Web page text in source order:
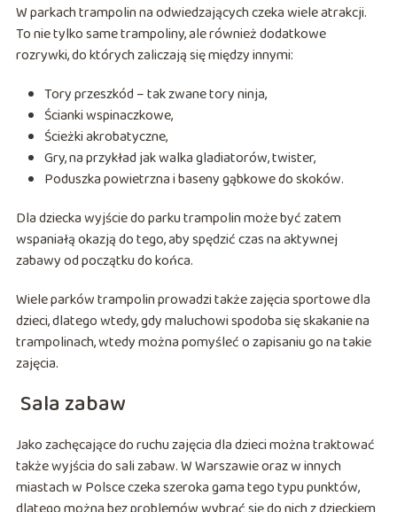
W parkach trampolin na odwiedzających czeka wiele atrakcji.
To nie tylko same trampoliny, ale również dodatkowe
rozrywki, do których zaliczają się między innymi:
Tory przeszkód – tak zwane tory ninja,
Ścianki wspinaczkowe,
Ścieżki akrobatyczne,
Gry, na przykład jak walka gladiatorów, twister,
Poduszka powietrzna i baseny gąbkowe do skoków.
Dla dziecka wyjście do parku trampolin może być zatem
wspaniałą okazją do tego, aby spędzić czas na aktywnej
zabawy od początku do końca.
Wiele parków trampolin prowadzi także zajęcia sportowe dla
dzieci, dlatego wtedy, gdy maluchowi spodoba się skakanie na
trampolinach, wtedy można pomyśleć o zapisaniu go na takie
zajęcia.
Sala zabaw
Jako zachęcające do ruchu zajęcia dla dzieci można traktować
także wyjścia do sali zabaw. W Warszawie oraz w innych
miastach w Polsce czeka szeroka gama tego typu punktów,